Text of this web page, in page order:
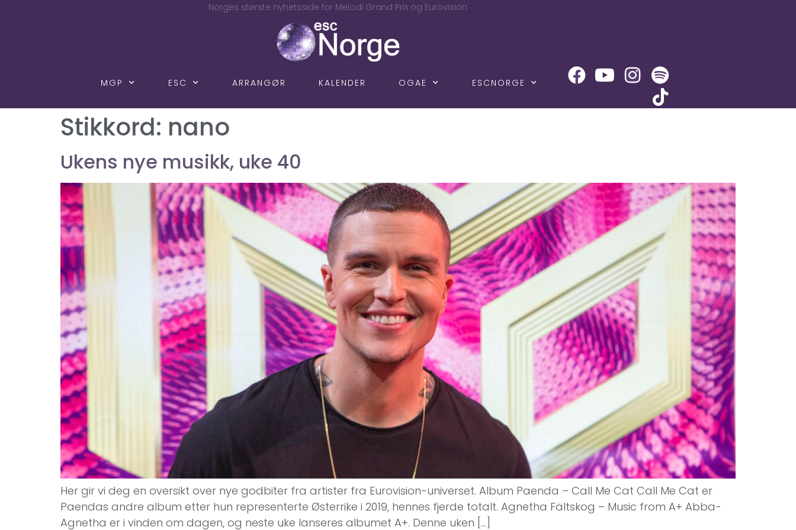
Norges største nyhetsside for Melodi Grand Prix og Eurovision
MGP ESC ARRANGØR KALENDER OGAE ESCNORGE
Stikkord: nano
Ukens nye musikk, uke 40
Her gir vi deg en oversikt over nye godbiter fra artister fra Eurovision-universet. Album Paenda – Call Me Cat Call Me Cat er
Paendas andre album etter hun representerte Østerrike i 2019, hennes fjerde totalt. Agnetha Fältskog – Music from A+ Abba-
Agnetha er i vinden om dagen, og neste uke lanseres albumet A+. Denne uken […]